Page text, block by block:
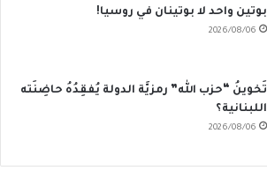
بوتين واحد لا بوتينان في روسيا!
2026/08/06
تَخوينُ “حزب الله” رمزيَّة الدولة يُفقِدُهُ حاضِنَته
اللبنانية؟
2026/08/06